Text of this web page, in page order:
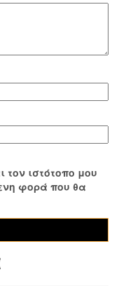
τον ιστότοπο μου
φορά που θα